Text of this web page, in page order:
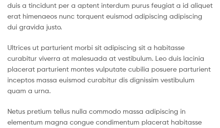
duis a tincidunt per a aptent interdum purus feugiat a id aliquet
erat himenaeos nunc torquent euismod adipiscing adipiscing
dui gravida justo.
Ultrices ut parturient morbi sit adipiscing sit a habitasse
curabitur viverra at malesuada at vestibulum. Leo duis lacinia
placerat parturient montes vulputate cubilia posuere parturient
inceptos massa euismod curabitur dis dignissim vestibulum
quam a urna.
Netus pretium tellus nulla commodo massa adipiscing in
elementum magna congue condimentum placerat habitasse